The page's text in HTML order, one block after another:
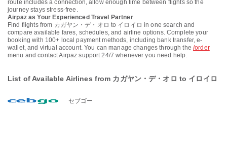
route includes a connection, allow enough time between flights so the
journey stays stress-free.
Airpaz as Your Experienced Travel Partner
Find flights from カガヤン・デ・オロ to イロイロ in one search and
compare available fares, schedules, and airline options. Complete your
booking with 100+ local payment methods, including bank transfer, e-
wallet, and virtual account. You can manage changes through the /order
menu and contact Airpaz support 24/7 whenever you need help.
List of Available Airlines from カガヤン・デ・オロ to イロイロ
セブゴー